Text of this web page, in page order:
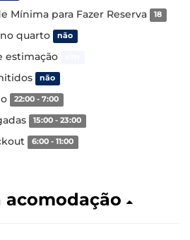
Mínima para Fazer Reserva 18
quarto não
estimação
não
22:00 - 7:00
15:00 - 23:00
6:00 - 11:00